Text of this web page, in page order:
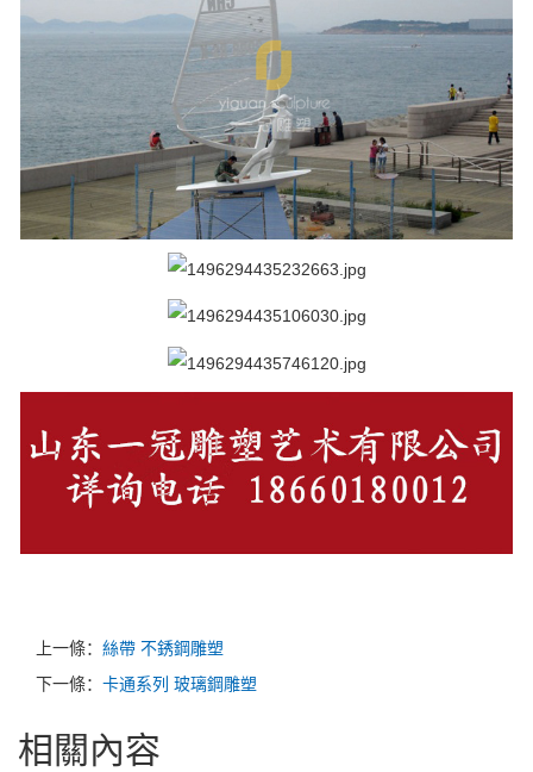
上一條： 絲帶 不銹鋼雕塑
下一條： 卡通系列 玻璃鋼雕塑
相關內容